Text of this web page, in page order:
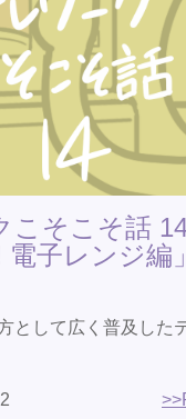
こそこそ話
子レンジ編」
として広く普及した